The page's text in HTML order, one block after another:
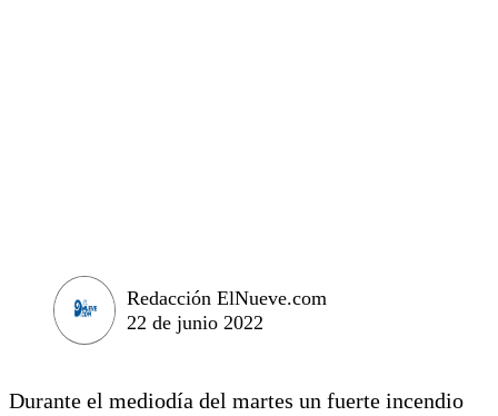
Redacción ElNueve.com
22 de junio 2022
Durante el mediodía del martes un fuerte incendio